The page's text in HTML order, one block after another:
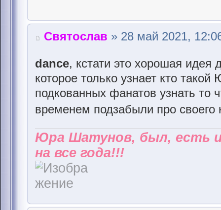
Святослав » 28 май 2021,
dance, кстати это хорошая идея
которое только узнает кто
подкованных фанатов узнать то
временем подзабыли про
Юра Шатунов, был, есть
на все года!!!